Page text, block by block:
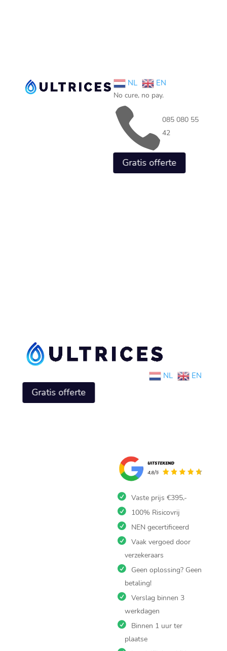
NL EN
No cure, no pay.
 085 080 55
42
Gratis offerte
NL EN
Gratis offerte
Vaste prijs €395,-
100% Risicovrij
NEN gecertificeerd
Vaak vergoed door
verzekeraars
Geen oplossing? Geen
betaling!
Verslag binnen 3
werkdagen
Binnen 1 uur ter
plaatse